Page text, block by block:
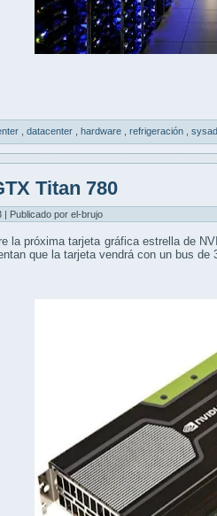
datacenter hardware refrigeración
Titan 780
| Publicado por el-brujo
la próxima tarjeta gráfica estrella de
que la tarjeta vendrá con un bus de